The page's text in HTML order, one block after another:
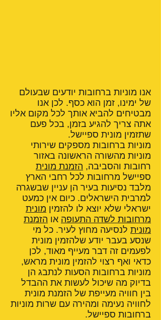
אנו מוניות ברחובות יודעים שבעולם
של ימינו, זמן הוא כסף. לכן אנו
מבטיחים להביא אותך לכל מקום אליו
אתה צריך להגיע בזמן, בכל פעם
שתזמין מונית ספיישל.
מוניות ברחובות מספקים שירותי
מוניות מהשורה הראשונה באזור
רחובות והסביבה, הזמנת מונית
ספיישל מרחובות לכל רחבי הארץ
מלבד נסיעות בעיר הן עניין שבשגרה
למרבית הישראלים. כיום אין כמעט
ישראלי שלא יוצא לו להזמין מונית
מרחובות לשדה התעופה או הזמנת
מונית לנסיעה מחוץ לעיר. כל מי
שנסע בעבר יודע שלהזמין מונית
לפעמים זה דבר מעייף מאוד, לכן
כדאי ואף רצוי להזמין מונית מראש,
מוניות ברחובות הסעות לנתבג הן
בדיוק מה שיכול לעשות את ההבדל
בין חוויה מעייפת של הזמנת מונית
לחוויה נעימה ומהירה עם שרות מוניות
ברחובות ספיישל.